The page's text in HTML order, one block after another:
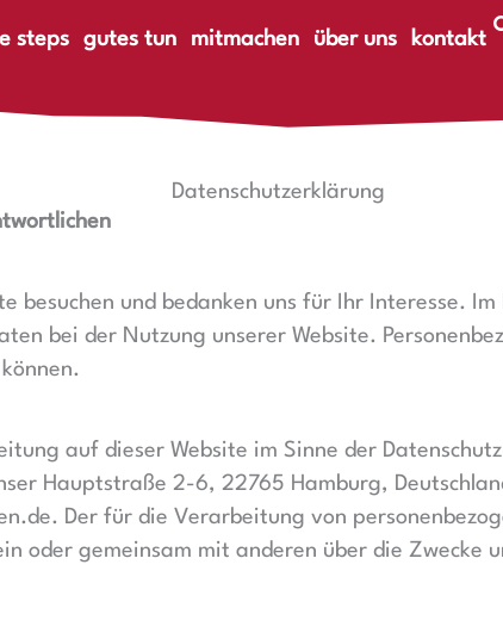
steps
gutes tun mitmachen über uns kontakt
Datenschutzerklärung
besuchen und bedanken uns für Ihr Interesse.
bei der Nutzung unserer Website.
auf dieser Website im Sinne der
Hauptstraße 2-6, 22765 Hamburg,
Der für die Verarbeitung von
oder gemeinsam mit anderen über die Zwecke